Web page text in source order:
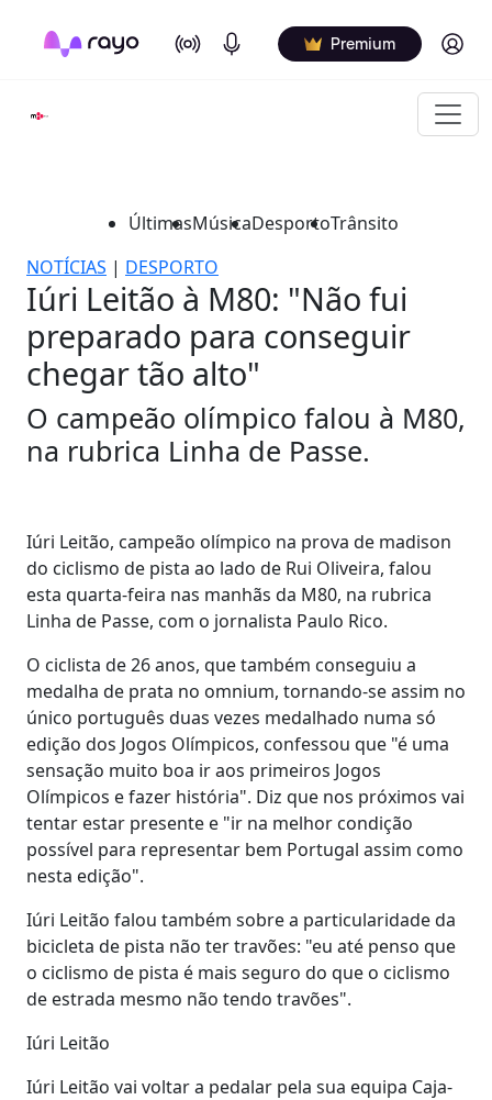
On Air Podcasts Premium Log in
ÚltimasMúsicaDesportoTrânsito
NOTÍCIAS | DESPORTO
Iúri Leitão à M80: "Não fui
preparado para conseguir
chegar tão alto"
O campeão olímpico falou à M80,
na rubrica Linha de Passe.
Iúri Leitão, campeão olímpico na prova de madison
do ciclismo de pista ao lado de Rui Oliveira, falou
esta quarta-feira nas manhãs da M80, na rubrica
Linha de Passe, com o jornalista Paulo Rico.
O ciclista de 26 anos, que também conseguiu a
medalha de prata no omnium, tornando-se assim no
único português duas vezes medalhado numa só
edição dos Jogos Olímpicos, confessou que "é uma
sensação muito boa ir aos primeiros Jogos
Olímpicos e fazer história". Diz que nos próximos vai
tentar estar presente e "ir na melhor condição
possível para representar bem Portugal assim como
nesta edição".
Iúri Leitão falou também sobre a particularidade da
bicicleta de pista não ter travões: "eu até penso que
o ciclismo de pista é mais seguro do que o ciclismo
de estrada mesmo não tendo travões".
Iúri Leitão
Iúri Leitão vai voltar a pedalar pela sua equipa Caja-